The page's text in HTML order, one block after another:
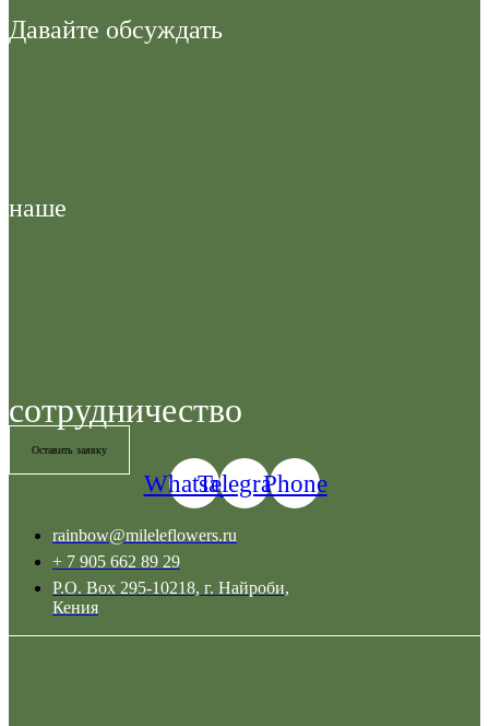
Давайте обсуждать
наше
сотрудничество
Оставить заявку
WhatsappTelegramPhone
rainbow@mileleflowers.ru
+ 7 905 662 89 29
P.O. Box 295-10218, г. Найроби,
Кения